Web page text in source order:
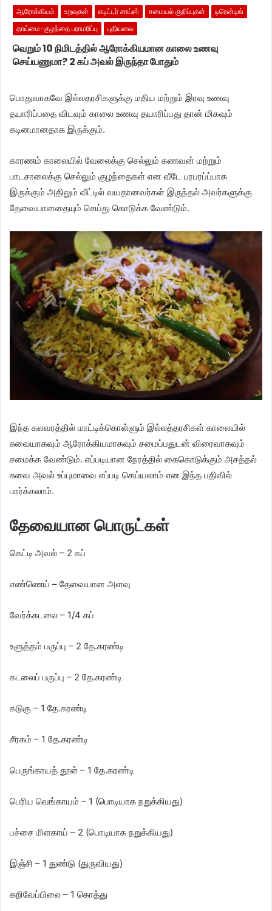
ஆரோக்கியம் உறவுகள் எடிட்டர் சாய்ஸ் சமையல் குறிப்புகள்
டிரென்டிங்
தாய்மை-குழந்தை பராமரிப்பு
புதியவை
வெறும் 10 நிமிடத்தில் ஆரோக்கியமான காலை உணவு
செய்யணுமா? 2 கப் அவல் இருந்தா போதும்
பொதுவாகவே இல்லதரசிகளுக்கு மதிய மற்றும் இரவு உணவு
தயாரிப்பதை விடவும் காலை உணவு தயாரிப்பது தான் மிகவும்
கடினமானதாக இருக்கும்.
காரணம் காலையில் வேலைக்கு செல்லும் கணவன் மற்றும்
பாடசாலைக்கு செல்லும் குழந்தைகள் என வீடே பரபரப்ப்பாக
இருக்கும் அதிலும் வீட்டில் வயதானவர்கள் இருந்தல் அவர்களுக்கு
தேவையானதையும் செய்து கொடுக்க வேண்டும்.
இந்த கலவரத்தில் மாட்டிக்கொள்ளும் இல்லத்தரசிகள் காலையில்
சுவையாகவும் ஆரோக்கியமாகவும் சமைப்பதுடன் விரைவாகவும்
சமைக்க வேண்டும். எப்படியான நேரத்தில் கைகொடுக்கும் அசத்தல்
சுவை அவல் உப்புமாவை எப்படி செய்யலாம் என இந்த பதிவில்
பார்க்கலாம்.
தேவையான பொருட்கள்
கெட்டி அவல் – 2 கப்
எண்ணெய் – தேவையான அளவு
வேர்க்கடலை – 1/4 கப்
உளுத்தம் பருப்பு – 2 தே.கரண்டி
கடலைப் பருப்பு – 2 தே.கரண்டி
கடுகு – 1 தே.கரண்டி
சீரகம் – 1 தே.கரண்டி
பெருங்காயத் தூள் – 1 தே.கரண்டி
பெரிய வெங்காயம் – 1 (பொடியாக நறுக்கியது)
பச்சை மிளகாய் – 2 (பொடியாக நறுக்கியது)
இஞ்சி – 1 துண்டு (துருவியது)
கறிவேப்பிலை – 1 கொத்து